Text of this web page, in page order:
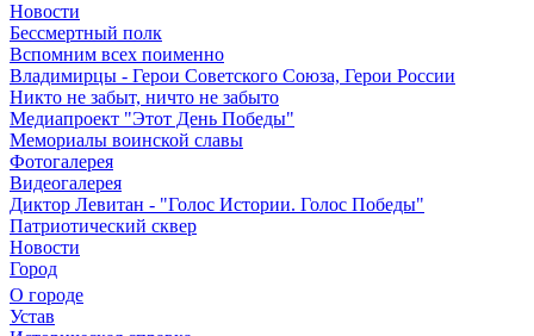
Новости
Бессмертный полк
Вспомним всех поименно
Владимирцы - Герои Советского Союза, Герои России
Никто не забыт, ничто не забыто
Медиапроект "Этот День Победы"
Мемориалы воинской славы
Фотогалерея
Видеогалерея
Диктор Левитан - "Голос Истории. Голос Победы"
Патриотический сквер
Новости
Город
О городе
Устав